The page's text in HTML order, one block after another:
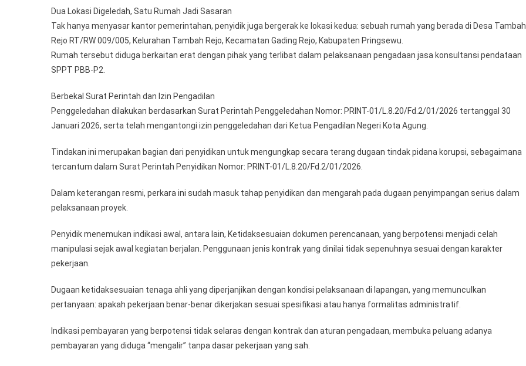
Dua Lokasi Digeledah, Satu Rumah Jadi Sasaran
Tak hanya menyasar kantor pemerintahan, penyidik juga bergerak ke lokasi kedua: sebuah rumah yang berada di Desa Tambah
Rejo RT/RW 009/005, Kelurahan Tambah Rejo, Kecamatan Gading Rejo, Kabupaten Pringsewu.
Rumah tersebut diduga berkaitan erat dengan pihak yang terlibat dalam pelaksanaan pengadaan jasa konsultansi pendataan
SPPT PBB-P2.
Berbekal Surat Perintah dan Izin Pengadilan
Penggeledahan dilakukan berdasarkan Surat Perintah Penggeledahan Nomor: PRINT-01/L.8.20/Fd.2/01/2026 tertanggal 30
Januari 2026, serta telah mengantongi izin penggeledahan dari Ketua Pengadilan Negeri Kota Agung.
Tindakan ini merupakan bagian dari penyidikan untuk mengungkap secara terang dugaan tindak pidana korupsi, sebagaimana
tercantum dalam Surat Perintah Penyidikan Nomor: PRINT-01/L.8.20/Fd.2/01/2026.
Dalam keterangan resmi, perkara ini sudah masuk tahap penyidikan dan mengarah pada dugaan penyimpangan serius dalam
pelaksanaan proyek.
Penyidik menemukan indikasi awal, antara lain, Ketidaksesuaian dokumen perencanaan, yang berpotensi menjadi celah
manipulasi sejak awal kegiatan berjalan. Penggunaan jenis kontrak yang dinilai tidak sepenuhnya sesuai dengan karakter
pekerjaan.
Dugaan ketidaksesuaian tenaga ahli yang diperjanjikan dengan kondisi pelaksanaan di lapangan, yang memunculkan
pertanyaan: apakah pekerjaan benar-benar dikerjakan sesuai spesifikasi atau hanya formalitas administratif.
Indikasi pembayaran yang berpotensi tidak selaras dengan kontrak dan aturan pengadaan, membuka peluang adanya
pembayaran yang diduga “mengalir” tanpa dasar pekerjaan yang sah.